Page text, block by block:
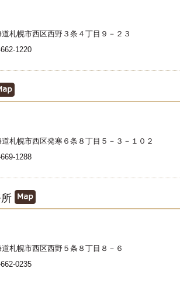
道札幌市西区西野３条４丁目９－２３
1220
道札幌市西区発寒６条８丁目５－３－１０２
1288
道札幌市西区西野５条８丁目８－６
0235